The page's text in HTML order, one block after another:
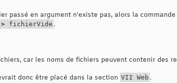
passé en argument n'existe pas, alors la commande
> fichierVide .
car les noms de fichiers peuvent contenir des
donc être placé dans la section VII Web .